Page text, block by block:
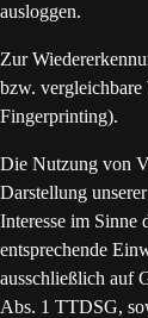
ausloggen.
Zur
bzw.
Fingerprinting).
Die Nutzung von
Darstellung
Interesse im
entsprechende
ausschließlich auf
Abs. 1 TTDSG,